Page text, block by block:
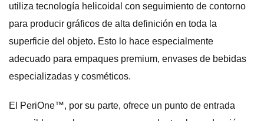
utiliza tecnología helicoidal con seguimiento de contorno
para producir gráficos de alta definición en toda la
superficie del objeto. Esto lo hace especialmente
adecuado para empaques premium, envases de bebidas
especializadas y cosméticos.
El PeriOne™, por su parte, ofrece un punto de entrada